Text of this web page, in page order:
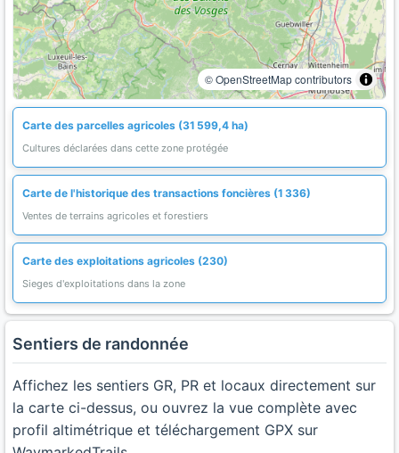
© OpenStreetMap contributors
Carte des parcelles agricoles (31 599,4 ha)
Cultures déclarées dans cette zone protégée
Carte de l'historique des transactions foncières (1 336)
Ventes de terrains agricoles et forestiers
Carte des exploitations agricoles (230)
Sieges d'exploitations dans la zone
Sentiers de randonnée
Affichez les sentiers GR, PR et locaux directement sur
la carte ci-dessus, ou ouvrez la vue complète avec
profil altimétrique et téléchargement GPX sur